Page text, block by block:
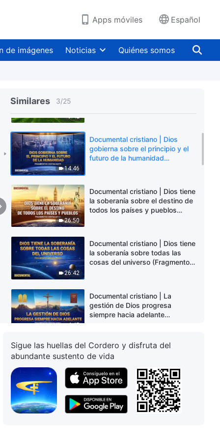
Apps móviles Español
de imágenes Noticias Quiénes somos
Similares 3/25
destacados)
0:42
14:46
Documental cristiano | Dios
gobierna sobre el principio y el
futuro de la humanidad
26:50
Documental cristiano | Dios tiene
la soberanía sobre el destino de
todos los países y pueblos
26:42
Documental cristiano | Dios tiene
la soberanía sobre todas las
cosas del universo (Fragmentos
4:45
Documental cristiano | La
gestión de Dios progresa
siempre hacia adelante
9:02
Documental cristiano | El
ascenso y la misión de Estados
Unidos (Fragmentos
destacados)
Documental cristiano | El
ascenso del Imperio británico
Sigue las huellas del Cordero y disfruta del
abundante sustento de vida